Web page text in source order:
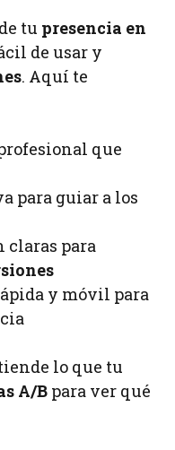
tu presencia en
de usar y
. Aquí te
que
para guiar a los
claras para
y móvil para
lo que tu
A/B para ver qué